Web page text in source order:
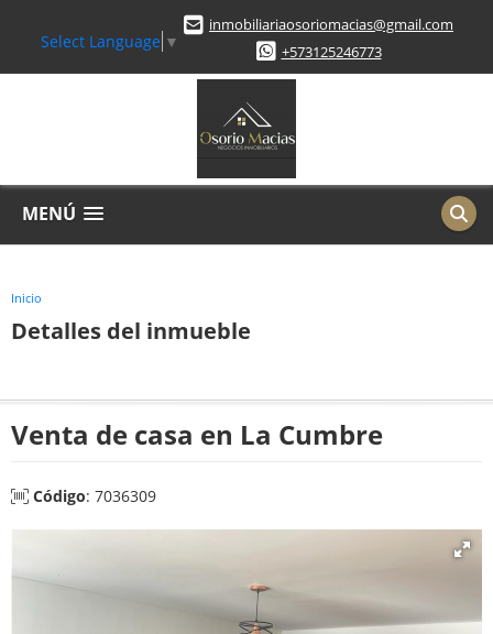
Select Language ▼
inmobiliariaosoriomacias@gmail.com
+573125246773
MENÚ
Inicio
Detalles del inmueble
Venta de casa en La Cumbre
Código: 7036309